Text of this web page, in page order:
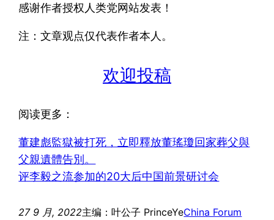
感谢作者授权人类党网站发表！
注：文章观点仅代表作者本人。
欢迎投稿
阅读更多：
董建彪監獄被打死，立即釋放董瑤瓊回家葬父與
父親遺體告別。
评李毅之流参加的20大后中国前景研讨会
27 9 月, 2022主编：叶公子 PrinceYeChina Forum